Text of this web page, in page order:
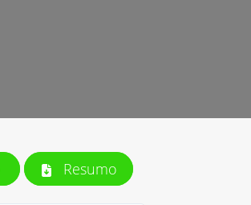
Resumo